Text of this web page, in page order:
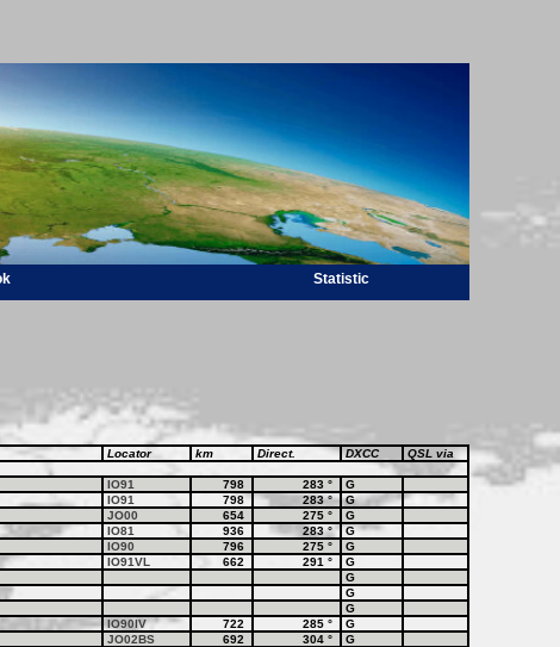
Statistic
Locator km Direct. DXCC QSL via
IO91 798 283 °
G
IO91 798 283°G
JO00 654 275 °
G
IO81 936 283°G
IO90 796 275 °
G
IO91VL 662 291 °
G
G
G
G
IO90IV 722 285 °
G
JO02BS 692 304 °
G